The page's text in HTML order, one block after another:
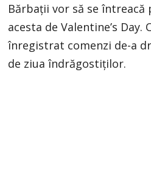
Bărbații vor să se întreacă
acesta de Valentine’s Day.
înregistrat comenzi de-a
de ziua îndrăgostiților.